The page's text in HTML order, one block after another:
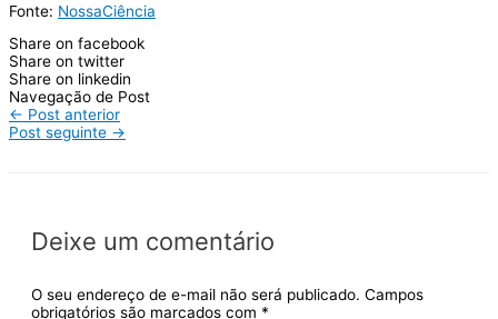
Fonte: NossaCiência
Share on facebook
Share on twitter
Share on linkedin
Navegação de Post
← Post anterior
Post seguinte →
Deixe um comentário
O seu endereço de e-mail não será publicado. Campos
obrigatórios são marcados com *